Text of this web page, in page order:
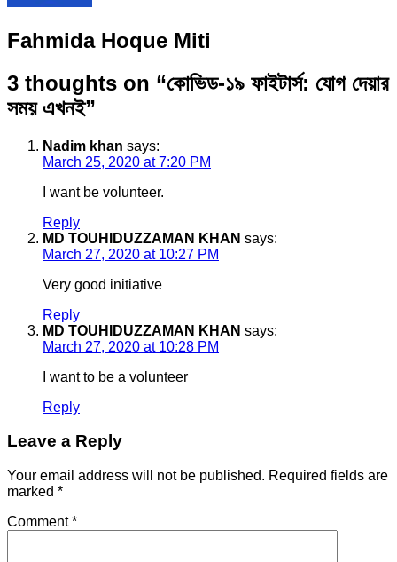
Fahmida Hoque Miti
3 thoughts on “কোভিড-১৯ ফাইটার্স: যোগ দেয়ার
সময় এখনই”
Nadim khan says:
March 25, 2020 at 7:20 PM
I want be volunteer.
Reply
MD TOUHIDUZZAMAN KHAN says:
March 27, 2020 at 10:27 PM
Very good initiative
Reply
MD TOUHIDUZZAMAN KHAN says:
March 27, 2020 at 10:28 PM
I want to be a volunteer
Reply
Leave a Reply
Your email address will not be published. Required fields are
marked *
Comment*